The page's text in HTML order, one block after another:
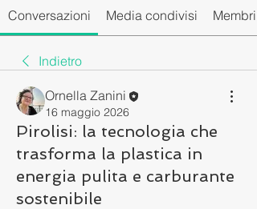
Conversazioni Media condivisi
Indietro
Ornella Zanini
16 maggio 2026
Pirolisi: la tecnologia che
trasforma la plastica in
energia pulita e carburante
sostenibile